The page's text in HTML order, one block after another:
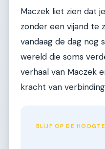
Maczek liet zien dat
zonder een vijand te
vandaag de dag nog
wereld die soms
verhaal van Maczek
kracht van
BLIJF OP DE HOOGTE